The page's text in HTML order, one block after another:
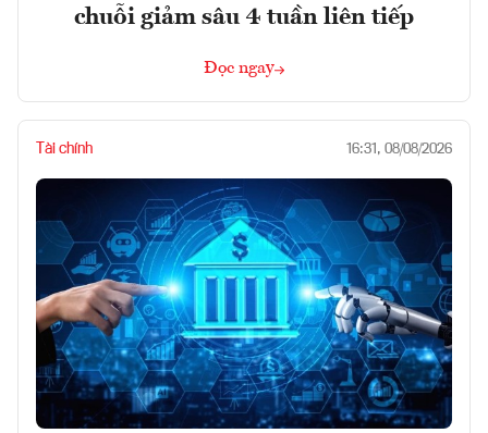
chuỗi giảm sâu 4 tuần liên tiếp
Đọc ngay
Tài chính 16:31, 08/08/2026